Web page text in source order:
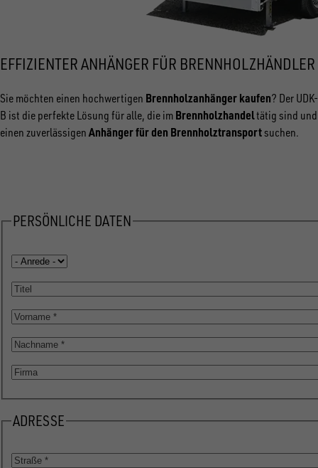
EFFIZIENTER ANHÄNGER FÜR BRENNHOLZHÄNDLER
Sie möchten einen hochwertigen Brennholzanhänger kaufen? Der UDK-
B ist die perfekte Lösung für alle, die im Brennholzhandeltätig sind und
einen zuverlässigen Anhänger für den Brennholztransportsuchen.
PERSÖNLICHE DATEN
Anrede
Titel
Vorname
Nachname
Firma
ADRESSE
Straße